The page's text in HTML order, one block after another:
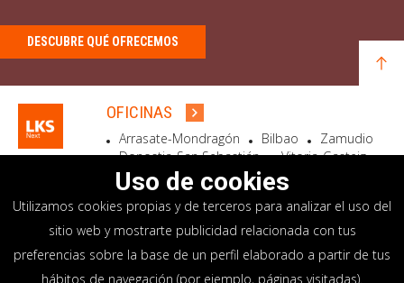
DESCUBRE QUÉ OFRECEMOS
OFICINAS
Arrasate-Mondragón Bilbao
Zamudio
Donostia-San Sebastián
Vitoria-Gasteiz
Madrid
El Astillero Bidart
SEDE SOCIAL
Goiru, 7 Arrasate-Mondragón
CP 20500 GIPUZKOA – SPAIN
Uso de cookies
Utilizamos cookies propias y de terceros para analizar el uso del
sitio web y mostrarte publicidad relacionada con tus
preferencias sobre la base de un perfil elaborado a partir de tus
hábitos de navegación (por ejemplo, páginas visitadas).